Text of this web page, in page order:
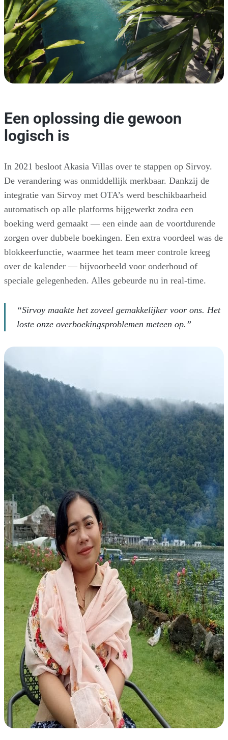
Een oplossing die gewoon
logisch is
In 2021 besloot Akasia Villas over te stappen op Sirvoy.
De verandering was onmiddellijk merkbaar. Dankzij de
integratie van Sirvoy met OTA’s werd beschikbaarheid
automatisch op alle platforms bijgewerkt zodra een
boeking werd gemaakt — een einde aan de voortdurende
zorgen over dubbele boekingen. Een extra voordeel was de
blokkeerfunctie, waarmee het team meer controle kreeg
over de kalender — bijvoorbeeld voor onderhoud of
speciale gelegenheden. Alles gebeurde nu in real-time.
“Sirvoy maakte het zoveel gemakkelijker voor ons. Het
loste onze overboekingsproblemen meteen op.”